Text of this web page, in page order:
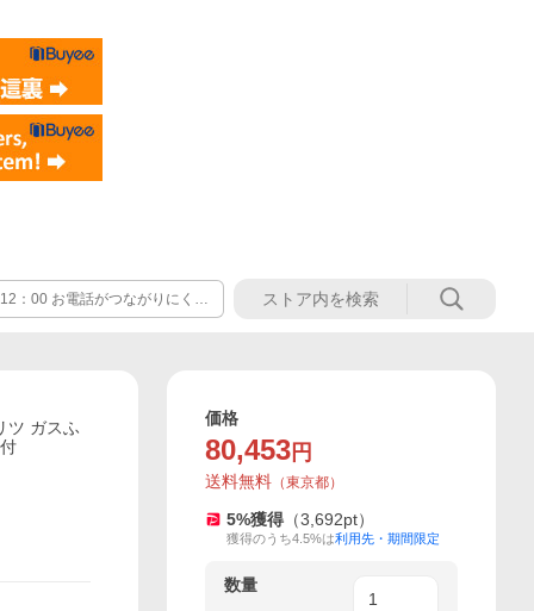
00 お電話がつながりにくい
てお問合せをお願いいたしま
ツ ガスふ
価格
80,453 円
送料無料 （東京都）
5%獲得 （3,692pt）
獲得のうち4.5%は利用先・期間限定
数量